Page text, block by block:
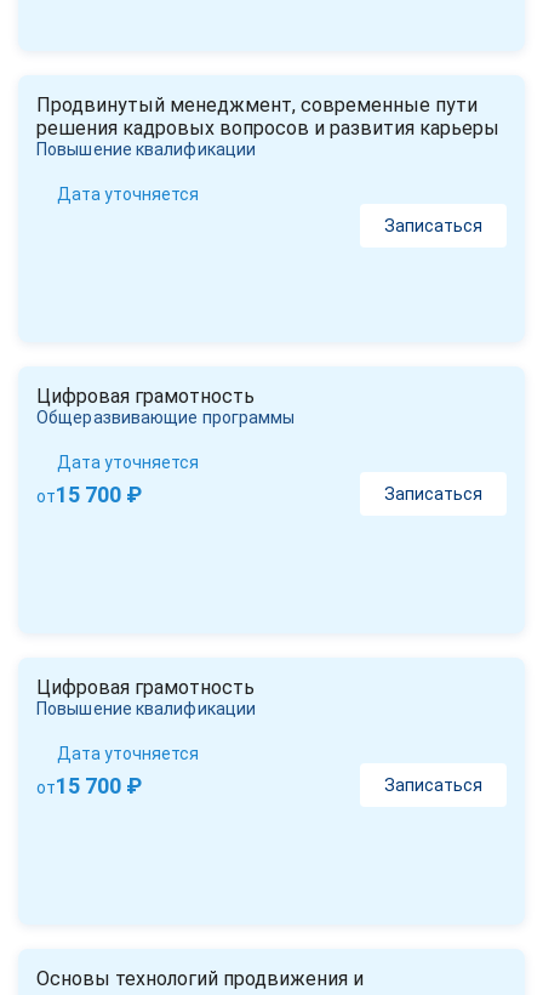
Продвинутый менеджмент, современные пути
решения кадровых вопросов и развития карьеры
Повышение квалификации
Дата уточняется
Записаться
Цифровая грамотность
Общеразвивающие программы
Дата уточняется
от15 700 ₽ Записаться
Цифровая грамотность
Повышение квалификации
Дата уточняется
от15 700 ₽ Записаться
Основы технологий продвижения и